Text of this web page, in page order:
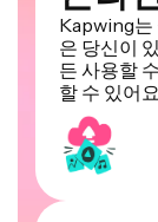
Kapwing는
은 당신이
든 사용할
할 수 있어요.